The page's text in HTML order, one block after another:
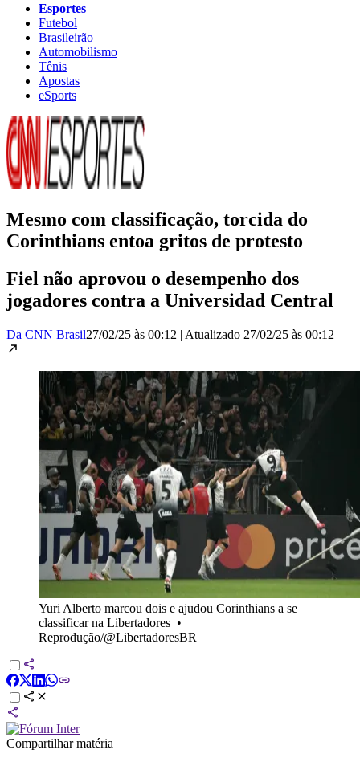
Esportes
Futebol
Brasileirão
Automobilismo
Tênis
Apostas
eSports
Mesmo com classificação, torcida do
Corinthians entoa gritos de protesto
Fiel não aprovou o desempenho dos
jogadores contra a Universidad Central
Da CNN Brasil27/02/25 às 00:12 | Atualizado 27/02/25 às 00:12
Yuri Alberto marcou dois e ajudou Corinthians a se
classificar na Libertadores •
Reprodução/@LibertadoresBR
Compartilhar matéria